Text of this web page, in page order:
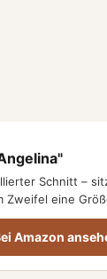
Schnitt –
Zweifel eine
Amazon